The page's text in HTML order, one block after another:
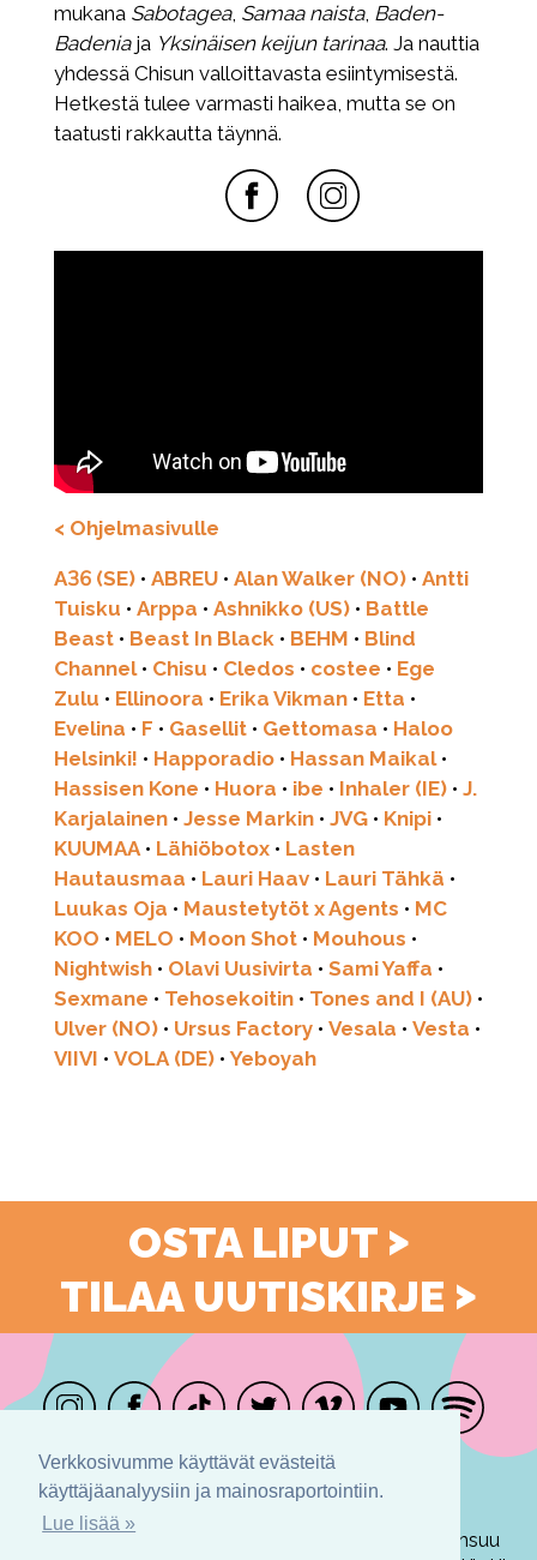
Verkkosivumme käyttävät evästeitä
käyttäjäanalyysiin ja mainosraportointiin.
Lue lisää »
mukana Sabotagea, Samaa naista, Baden-
Badeniaja Yksinäisen keijun tarinaa. Ja nauttia
yhdessä Chisun valloittavasta esiintymisestä.
Hetkestä tulee varmasti haikea, mutta se on
taatusti rakkautta täynnä.
< Ohjelmasivulle
A36 (SE)• ABREU• Alan Walker (NO)• Antti
Tuisku • Arppa • Ashnikko (US)• Battle
Beast• Beast In Black • BEHM • Blind
Channel• Chisu • Cledos • costee • Ege
Zulu • Ellinoora • Erika Vikman• Etta •
Evelina • F • Gasellit• Gettomasa • Haloo
Helsinki! • Happoradio• Hassan Maikal•
Hassisen Kone • Huora • ibe • Inhaler (IE)• J.
Karjalainen• Jesse Markin• JVG• Knipi•
KUUMAA• Lähiöbotox• Lasten
Hautausmaa • Lauri Haav• Lauri Tähkä •
Luukas Oja • Maustetytöt x Agents • MC
KOO • MELO • Moon Shot• Mouhous •
Nightwish• Olavi Uusivirta • Sami Yaffa •
Sexmane • Tehosekoitin• Tones and I (AU)•
Ulver (NO)• Ursus Factory• Vesala • Vesta •
VIIVI • VOLA (DE)•Yeboyah
OSTA LIPUT >
TILAA UUTISKIRJE >
@ilosaarirock
Joensuun Popmuusikot ry
· PL 240 · 80101 Joensuu